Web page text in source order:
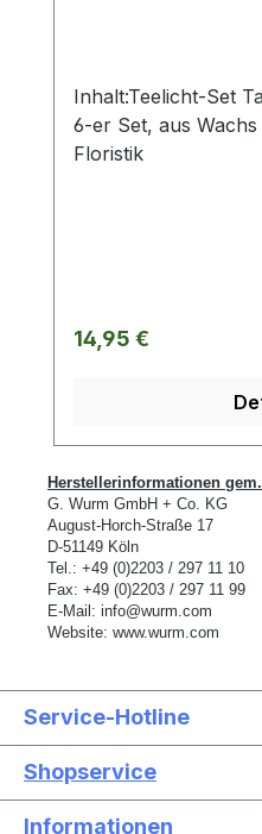
Inhalt:Teelicht-Set
6-er Set, aus
Floristik
Regulärer Preis:
14,95 €
Herstellerinformationen
G. Wurm GmbH + Co. KG
August-Horch-Straße 17
D-51149 Köln
Tel.: +49 (0)2203 / 297 11 10
Fax: +49 (0)2203 / 297 11 99
E-Mail: info@wurm.com
Website: www.wurm.com
Service-Hotline
Shopservice
Informationen